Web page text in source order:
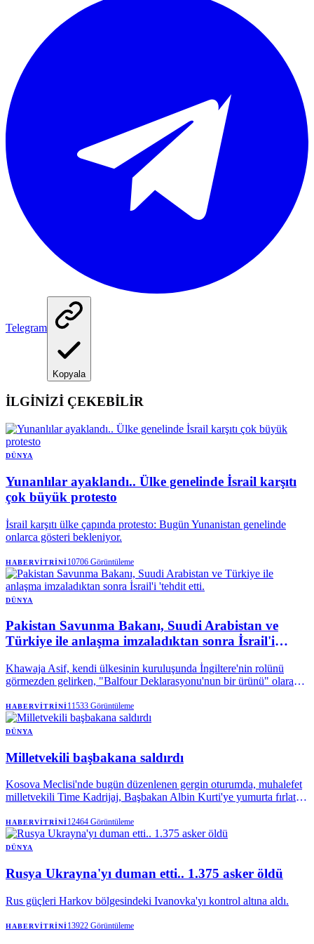
Telegram
Kopyala
İLGİNİZİ ÇEKEBİLİR
DÜNYA
Yunanlılar ayaklandı.. Ülke genelinde İsrail karşıtı
çok büyük protesto
İsrail karşıtı ülke çapında protesto: Bugün Yunanistan genelinde
onlarca gösteri bekleniyor.
HABERVITRINI10706 Görüntüleme
DÜNYA
Pakistan Savunma Bakanı, Suudi Arabistan ve
Türkiye ile anlaşma imzaladıktan sonra İsrail'i
Khawaja Asif, kendi ülkesinin kuruluşunda İngiltere'nin rolünü
görmezden gelirken, "Balfour Deklarasyonu'nun bir ürünü" olarak
askeri cephe" kurmaya çağırıyor.
HABERVITRINI11533 Görüntüleme
DÜNYA
Milletvekili başbakana saldırdı
Kosova Meclisi'nde bugün düzenlenen gergin oturumda, muhalefet
milletvekili Time Kadrijaj, Başbakan Albin Kurti'ye yumurta fırlattı.
verildi.
HABERVITRINI12464 Görüntüleme
DÜNYA
Rusya Ukrayna'yı duman etti.. 1.375 asker öldü
Rus güçleri Harkov bölgesindeki Ivanovka'yı kontrol altına aldı.
HABERVITRINI13922 Görüntüleme